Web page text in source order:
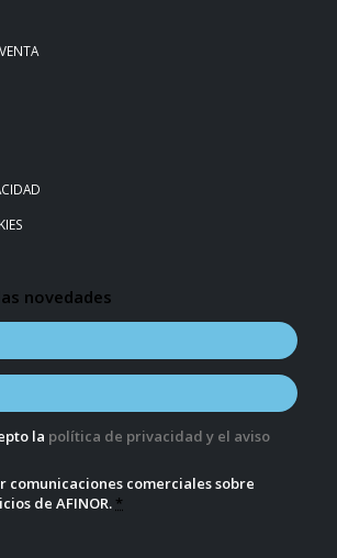
novedades
la política de privacidad y el aviso
comunicaciones comerciales sobre
de AFINOR. *